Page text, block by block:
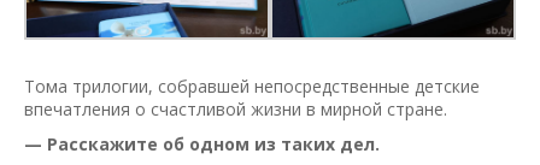
Тома трилогии, собравшей непосредственные детские
впечатления о счастливой жизни в мирной стране.
— Расскажите об одном из таких дел.